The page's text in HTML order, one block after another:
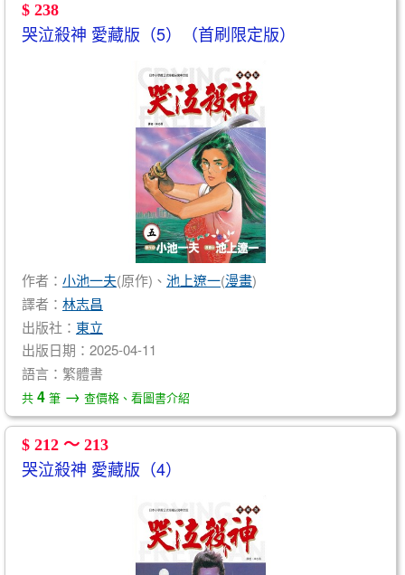
$ 238
哭泣殺神 愛藏版（5）（首刷限定版）
作者： 小池一夫(原作)、 池上遼一(漫畫)
譯者： 林志昌
出版社： 東立
出版日期：2025-04-11
語言：繁體書
共 4 筆 → 查價格、看圖書介紹
$ 212 ～ 213
哭泣殺神 愛藏版（4）